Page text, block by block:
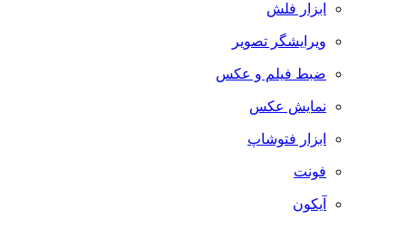
ابزار فلش
ویرایشگر تصویر
ضبط فيلم و عكس
نمایش عکس
ابزار فتوشاپ
فونت
آیکون